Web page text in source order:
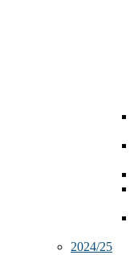
2024/25